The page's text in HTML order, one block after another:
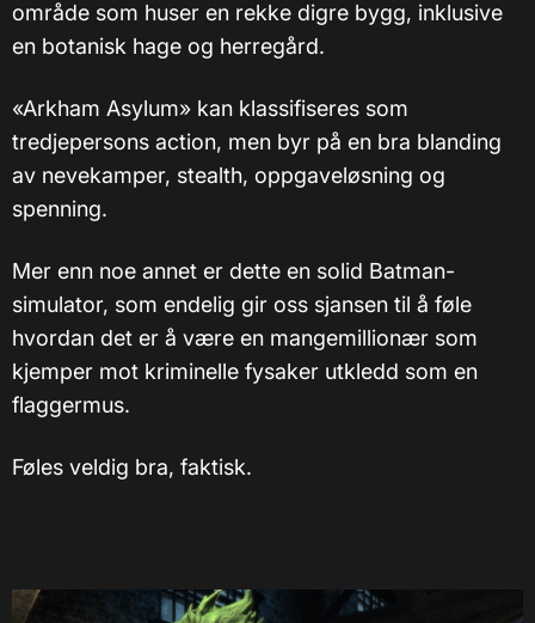
område som huser en rekke digre bygg, inklusive
en botanisk hage og herregård.
«Arkham Asylum» kan klassifiseres som
tredjepersons action, men byr på en bra blanding
av nevekamper, stealth, oppgaveløsning og
spenning.
Mer enn noe annet er dette en solid Batman-
simulator, som endelig gir oss sjansen til å føle
hvordan det er å være en mangemillionær som
kjemper mot kriminelle fysaker utkledd som en
flaggermus.
Føles veldig bra, faktisk.